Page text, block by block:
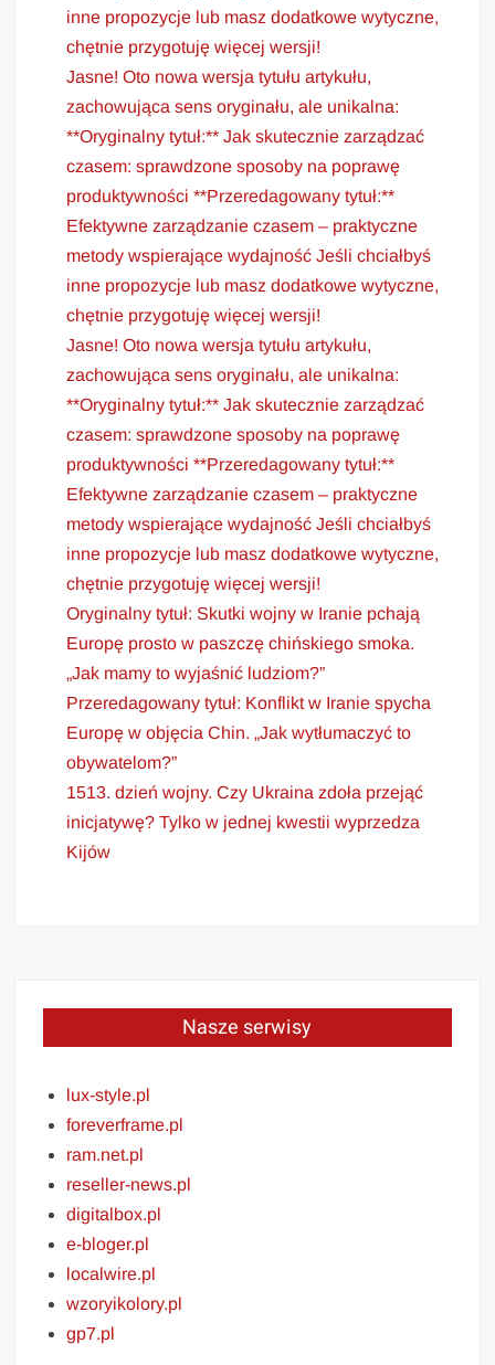
inne propozycje lub masz dodatkowe wytyczne,
chętnie przygotuję więcej wersji!
Jasne! Oto nowa wersja tytułu artykułu,
zachowująca sens oryginału, ale unikalna:
**Oryginalny tytuł:** Jak skutecznie zarządzać
czasem: sprawdzone sposoby na poprawę
produktywności **Przeredagowany tytuł:**
Efektywne zarządzanie czasem – praktyczne
metody wspierające wydajność Jeśli chciałbyś
inne propozycje lub masz dodatkowe wytyczne,
chętnie przygotuję więcej wersji!
Jasne! Oto nowa wersja tytułu artykułu,
zachowująca sens oryginału, ale unikalna:
**Oryginalny tytuł:** Jak skutecznie zarządzać
czasem: sprawdzone sposoby na poprawę
produktywności **Przeredagowany tytuł:**
Efektywne zarządzanie czasem – praktyczne
metody wspierające wydajność Jeśli chciałbyś
inne propozycje lub masz dodatkowe wytyczne,
chętnie przygotuję więcej wersji!
Oryginalny tytuł: Skutki wojny w Iranie pchają
Europę prosto w paszczę chińskiego smoka.
„Jak mamy to wyjaśnić ludziom?”
Przeredagowany tytuł: Konflikt w Iranie spycha
Europę w objęcia Chin. „Jak wytłumaczyć to
obywatelom?”
1513. dzień wojny. Czy Ukraina zdoła przejąć
inicjatywę? Tylko w jednej kwestii wyprzedza
Kijów
Nasze serwisy
lux-style.pl
foreverframe.pl
ram.net.pl
reseller-news.pl
digitalbox.pl
e-bloger.pl
localwire.pl
wzoryikolory.pl
gp7.pl